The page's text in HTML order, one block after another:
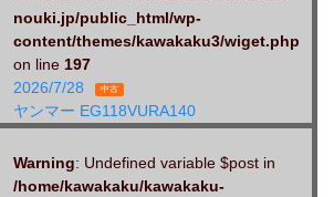
nouki.jp/public_html/wp-
content/themes/kawakaku3/wiget.php
on line 197
2026/7/28
中古
ヤンマー EG118VURA140
Warning: Undefined variable $post in
/home/kawakaku/kawakaku-